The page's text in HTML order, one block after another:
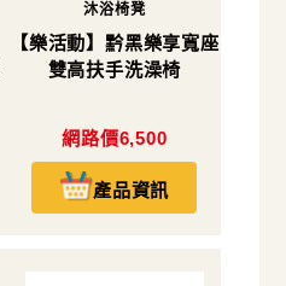
沐浴椅凳
【樂活動】黔黑樂享寬座
雙高扶手洗澡椅
網路價6,500
產品資訊